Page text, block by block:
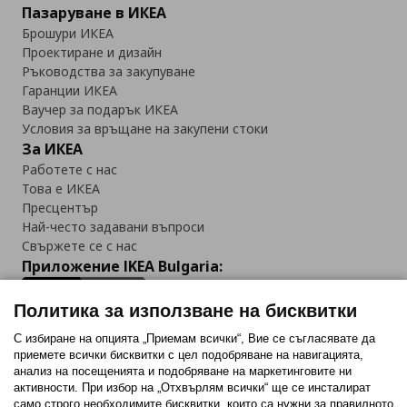
Пазаруване в ИКЕА
Брошури ИКЕА
Проектиране и дизайн
Ръководства за закупуване
Гаранции ИКЕА
Ваучер за подарък ИКЕА
Условия за връщане на закупени стоки
За ИКЕА
Работете с нас
Това е ИКЕА
Пресцентър
Най-често задавани въпроси
Свържете се с нас
Приложение IKEA Bulgaria:
Последвайте ни:
FacebookTwitterYoutubePinterestInstagram
Политика за използване на бисквитки
С избиране на опцията „Приемам всички“, Вие се съгласявате да
приемете всички бисквитки с цел подобряване на навигацията,
анализ на посещенията и подобряване на маркетинговите ни
активности. При избор на „Отхвърлям всички“ ще се инсталират
само строго необходимитe бисквитки, които са нужни за правилното